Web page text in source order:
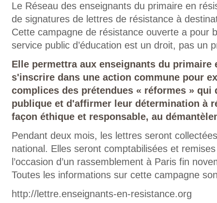
Le Réseau des enseignants du primaire en
de signatures de lettres de résistance à
Cette campagne de résistance ouverte a pour
service public d’éducation est un droit, pas un
Elle permettra aux enseignants du primaire
s'inscrire dans une action commune pour
complices des prétendues « réformes » qui
publique et d'affirmer leur détermination à
façon éthique et responsable, au
Pendant deux mois, les lettres seront
national. Elles seront comptabilisées et
l’occasion d’un rassemblement à Paris fin
Toutes les informations sur cette campagne
http://lettre.enseignants-en-resistance.org